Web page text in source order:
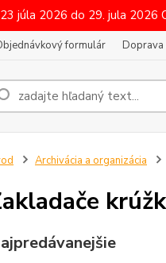
júla 2026 do 29. jula
formulár Doprava
Archivácia a organizácia